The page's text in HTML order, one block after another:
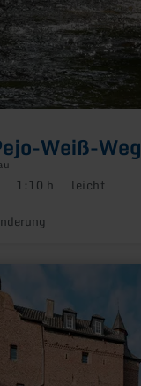
Weiß-Weg
Dauer:
1:10 h Anforderung:
leicht